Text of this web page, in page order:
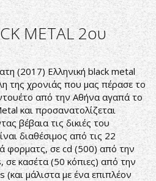
METAL 2ου
(2017) Ελληνική black metal
της χρονιάς που μας πέρασε το
ντουέτο από την Αθήνα αγαπά το
και προσανατολίζεται
βέβαια τις δικιές του
διαθέσιμος από τις 22
φορματς, σε cd (500) από την
κασέτα (50 κόπιες) από την
μάλιστα με ένα επιπλέον